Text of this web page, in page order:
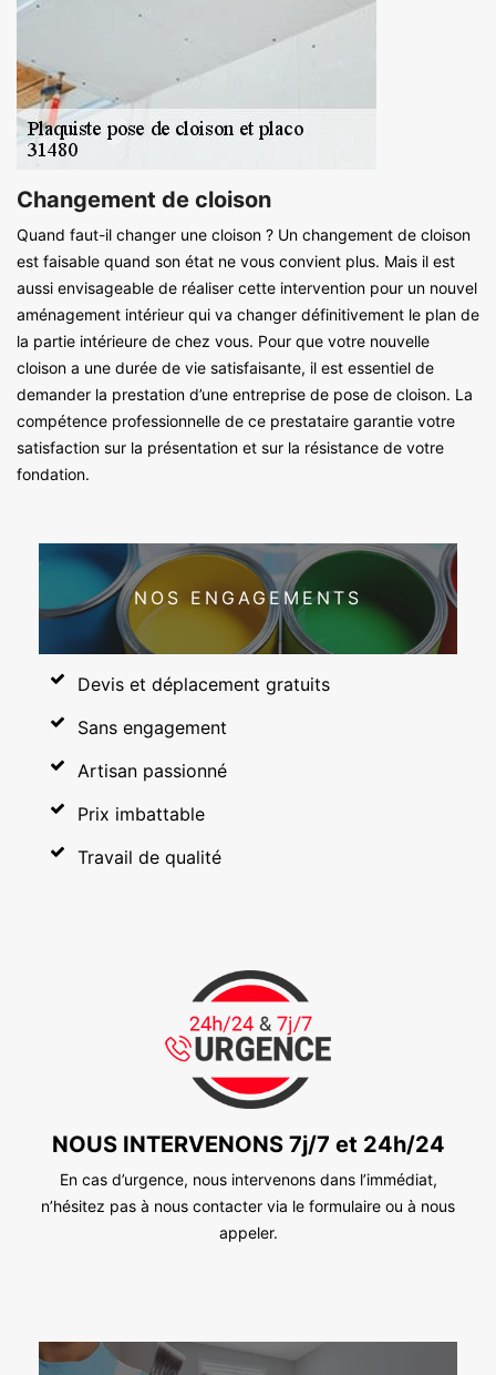
Changement de cloison
Quand faut-il changer une cloison ? Un changement de cloison
est faisable quand son état ne vous convient plus. Mais il est
aussi envisageable de réaliser cette intervention pour un nouvel
aménagement intérieur qui va changer définitivement le plan de
la partie intérieure de chez vous. Pour que votre nouvelle
cloison a une durée de vie satisfaisante, il est essentiel de
demander la prestation d’une entreprise de pose de cloison. La
compétence professionnelle de ce prestataire garantie votre
satisfaction sur la présentation et sur la résistance de votre
fondation.
NOS ENGAGEMENTS
Devis et déplacement gratuits
Sans engagement
Artisan passionné
Prix imbattable
Travail de qualité
NOUS INTERVENONS 7j/7 et 24h/24
En cas d’urgence, nous intervenons dans l’immédiat,
n’hésitez pas à nous contacter via le formulaire ou à nous
appeler.